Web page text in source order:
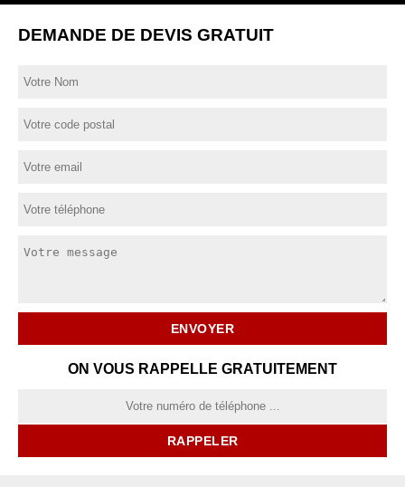
DEMANDE DE DEVIS GRATUIT
ON VOUS RAPPELLE GRATUITEMENT